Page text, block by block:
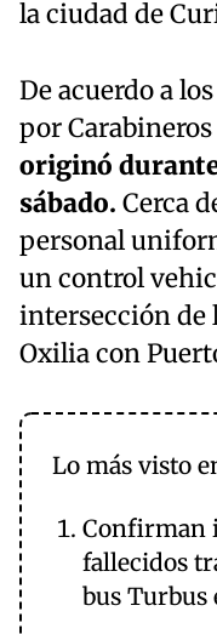
la ciudad de
De acuerdo a
por
originó
sábado. Cerca
personal
un control
intersección de
Oxilia con
Lo más visto
Confirman
fallecidos
bus Turbus